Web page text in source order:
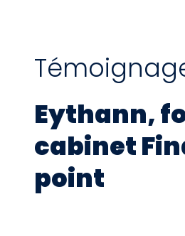
Eythann,
cabinet
point